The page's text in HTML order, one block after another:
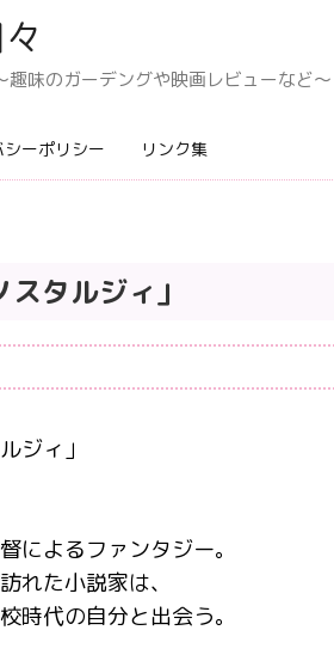
味のガーデングや映画レビューなど〜
シーポリシー リンク集
スタルジィ」
ジィ」
によるファンタジー。
れた小説家は、
時代の自分と出会う。